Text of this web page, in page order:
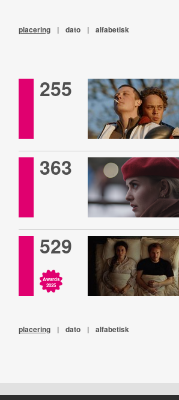
placering | dato | alfabetisk
255
363
529
Awards
2025
placering | dato | alfabetisk